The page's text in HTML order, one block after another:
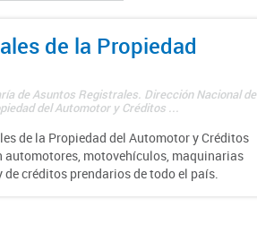
de la Propiedad
de Asuntos Registrales. Dirección Nacional de
del Automotor y Créditos ...
de la Propiedad del Automotor y Créditos
automotores, motovehículos, maquinarias
créditos prendarios de todo el país.